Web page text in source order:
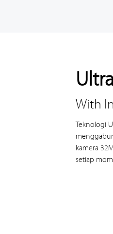
With
Teknologi
kamera
setiap